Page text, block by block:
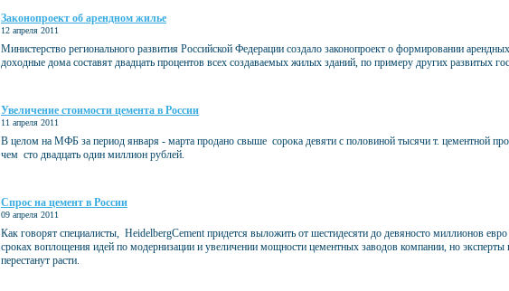
Законопроект об арендном жилье
12 апреля 2011
Министерство регионального развития Российской Федерации создало законопроект о формировании
доходные дома составят двадцать процентов всех создаваемых жилых зданий, по примеру других развитых
Увеличение стоимости цемента в России
11 апреля 2011
В целом на МФБ за период января - марта продано свыше сорока девяти с половиной тысячи т. цементной
чем сто двадцать один миллион рублей.
Спрос на цемент в России
09 апреля 2011
Как говорят специалисты, HeidelbergCement придется выложить от шестидесяти до девяносто миллионов
сроках воплощения идей по модернизации и увеличении мощности цементных заводов компании, но эксперты
перестанут расти.